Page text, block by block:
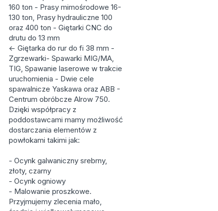
160 ton - Prasy mimośrodowe 16-
130 ton, Prasy hydrauliczne 100
oraz 400 ton - Giętarki CNC do
drutu do 13 mm
<- Giętarka do rur do fi 38 mm -
Zgrzewarki- Spawarki MIG/MA,
TIG, Spawanie laserowe w trakcie
uruchomienia - Dwie cele
spawalnicze Yaskawa oraz ABB -
Centrum obróbcze Alrow 750.
Dzięki współpracy z
poddostawcami mamy możliwość
dostarczania elementów z
powłokami takimi jak:
- Ocynk galwaniczny srebrny,
złoty, czarny
- Ocynk ogniowy
- Malowanie proszkowe.
Przyjmujemy zlecenia mało,